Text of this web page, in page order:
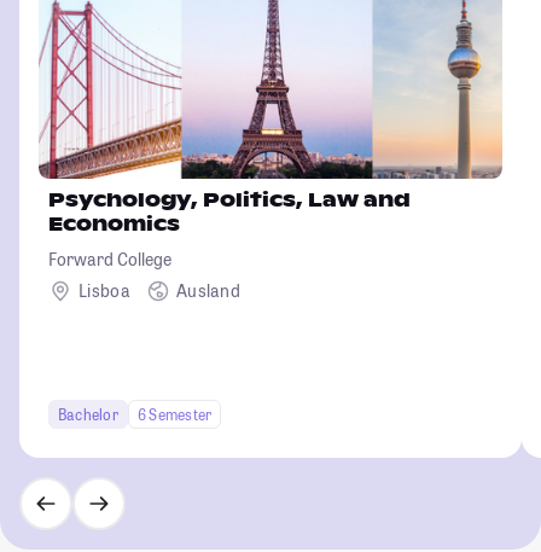
Psychology, Politics, Law and
Economics
Forward College
Lisboa
Ausland
Bachelor 6 Semester